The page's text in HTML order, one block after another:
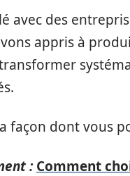
avec des
appris à
façon dont vous
: Comment